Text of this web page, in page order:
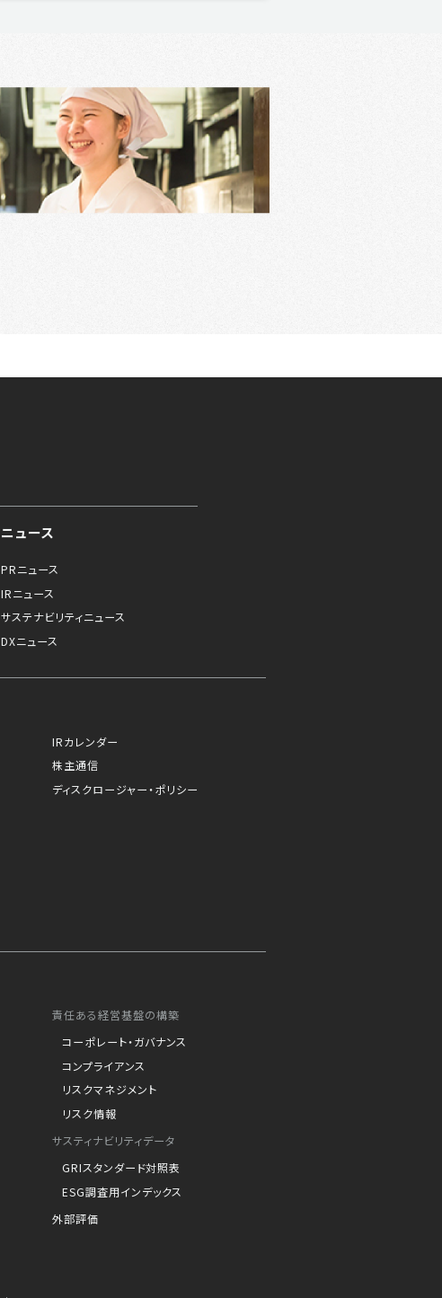
ニュース
PRニュース
IRニュース
サステナビリティニュース
DXニュース
IRカレンダー
株主通信
ディスクロージャー・ポリシー
責任ある経営基盤の構築
コーポレート・ガバナンス
コンプライアンス
リスクマネジメント
リスク情報
サスティナビリティデータ
GRIスタンダード対照表
ESG調査用インデックス
外部評価